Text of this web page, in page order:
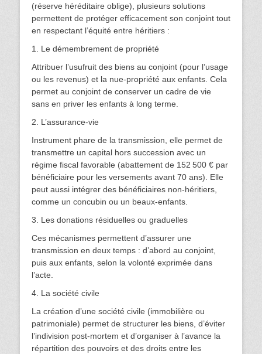
(réserve héréditaire oblige), plusieurs solutions
permettent de protéger efficacement son conjoint tout
en respectant l’équité entre héritiers :
1. Le démembrement de propriété
Attribuer l’usufruit des biens au conjoint (pour l’usage
ou les revenus) et la nue-propriété aux enfants. Cela
permet au conjoint de conserver un cadre de vie
sans en priver les enfants à long terme.
2. L’assurance-vie
Instrument phare de la transmission, elle permet de
transmettre un capital hors succession avec un
régime fiscal favorable (abattement de 152 500 € par
bénéficiaire pour les versements avant 70 ans). Elle
peut aussi intégrer des bénéficiaires non-héritiers,
comme un concubin ou un beaux-enfants.
3. Les donations résiduelles ou graduelles
Ces mécanismes permettent d’assurer une
transmission en deux temps : d’abord au conjoint,
puis aux enfants, selon la volonté exprimée dans
l’acte.
4. La société civile
La création d’une société civile (immobilière ou
patrimoniale) permet de structurer les biens, d’éviter
l’indivision post-mortem et d’organiser à l’avance la
répartition des pouvoirs et des droits entre les